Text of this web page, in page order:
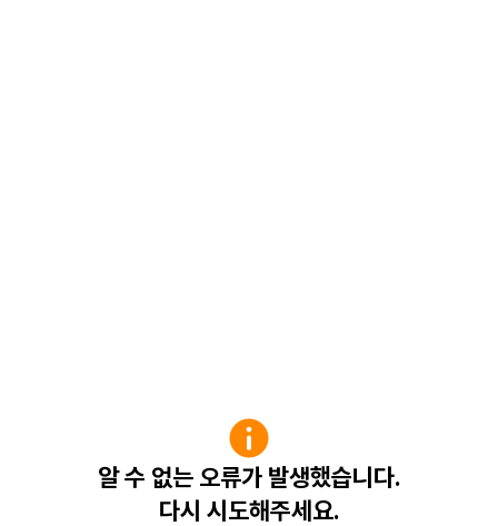
알 수 없는 오류가 발생했습니다.
다시 시도해주세요.